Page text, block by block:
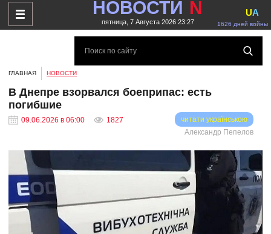
НОВОСТИ N
пятница, 7 Августа 2026 23:27 1626 дней войны
UA
ГЛАВНАЯ НОВОСТИ
В Днепре взорвался боеприпас: есть
погибшие
09.06.2026 в 06:00 1827
читати українською
Александр Пепелов